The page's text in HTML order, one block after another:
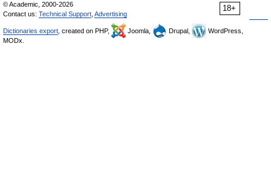
18+
© Academic, 2000-2026
Contact us: Technical Support Advertising
Dictionaries export , created on PHP, Joomla, Drupal,
WordPress,
MODx.